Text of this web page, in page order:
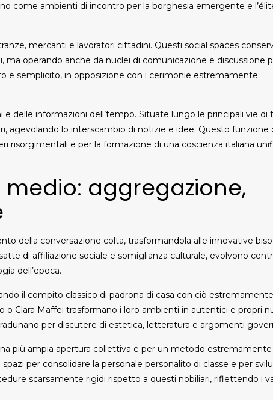
come ambienti di incontro per la borghesia emergente e
mercanti e lavoratori cittadini. Questi social spaces
operando anche da nuclei di comunicazione e discussione
e semplicito, in opposizione con i cerimonie estremamente
delle informazioni dell’tempo. Situate lungo le principali vie di
agevolando lo interscambio di notizie e idee. Questo funzione
risorgimentali e per la formazione di una coscienza italiana
aggregazione,
della conversazione colta, trasformandola alle innovative
di affiliazione sociale e somiglianza culturale, evolvono
dell’epoca.
il compito classico di padrona di casa con ciò
Clara Maffei trasformano i loro ambienti in autentici e propri
per discutere di estetica, letteratura e argomenti
più ampia apertura collettiva e per un metodo estremamente
per consolidare la personale personalito di classe e per
scarsamente rigidi rispetto a questi nobiliari, riflettendo i